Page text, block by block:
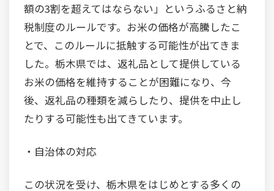
額の3割を超えてはならない」というふるさと納
税制度のルールです。お米の価格が高騰したこ
とで、このルールに抵触する可能性が出てきま
した。栃木県では、返礼品として提供している
お米の価格を維持することが困難になり、今
後、返礼品の種類を減らしたり、提供を中止し
たりする可能性も出てきています。
・自治体の対応
この状況を受け、栃木県をはじめとする多くの